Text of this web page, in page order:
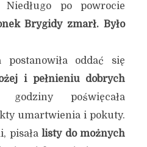
Niedługo po powrocie
Brygidy zmarł. Było
postanowiła oddać się
i pełnieniu dobrych
poświęcała
umartwienia i pokuty.
pisałalisty do możnych